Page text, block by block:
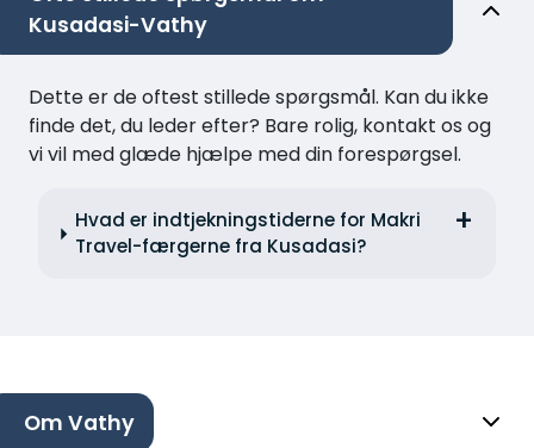
Kusadasi-Vathy
Dette er de oftest stillede spørgsmål. Kan du ikke
finde det, du leder efter? Bare rolig, kontakt os og
vi vil med glæde hjælpe med din forespørgsel.
Hvad er indtjekningstiderne for Makri
Travel-færgerne fra Kusadasi?
Om Vathy